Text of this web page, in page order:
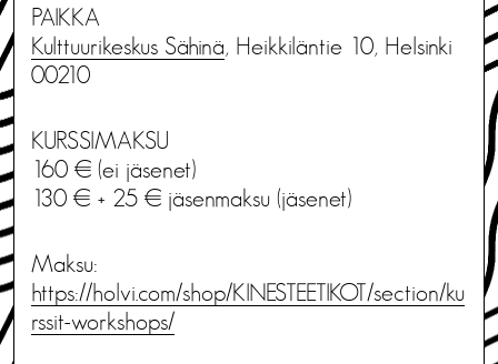
PAIKKA
Kulttuurikeskus Sähinä, Heikkiläntie 10, Helsinki
00210
KURSSIMAKSU
160 € (ei jäsenet)
130 € + 25 € jäsenmaksu (jäsenet)
Maksu:
https://holvi.com/shop/KINESTEETIKOT/section/ku
rssit-workshops/